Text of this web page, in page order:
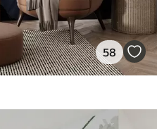
58